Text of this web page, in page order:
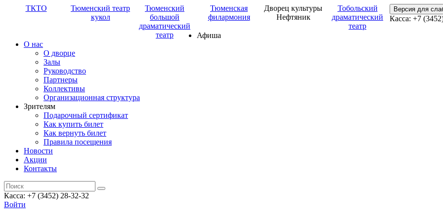
ТКТО
Тюменский театр
кукол
Тюменский
большой
драматический
театр
Тюменская
филармония
Дворец культуры
Нефтяник
Тобольский
драматический
театр
Версия для
Касса: +7
Афиша
О нас
О дворце
Залы
Руководство
Партнеры
Коллективы
Организационная структура
Зрителям
Подарочный сертификат
Как купить билет
Как вернуть билет
Правила посещения
Новости
Акции
Контакты
Касса: +7 (3452) 28-32-32
Войти